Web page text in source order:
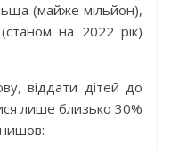
(майже мільйон),
на 2022 рік)
віддати дітей до
лише близько 30%